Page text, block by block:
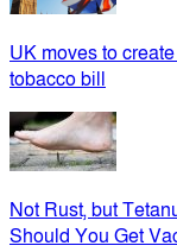
UK moves to
tobacco bill
Not Rust, but
Should You Get